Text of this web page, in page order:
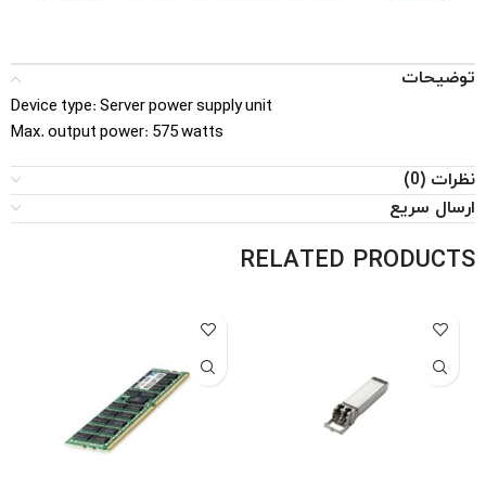
SERVERSتوضیحات
Device type: Server power supply unit
Max. output power: 575 watts
نظرات (0)
ارسال سریع
RELATED PRODUCTS